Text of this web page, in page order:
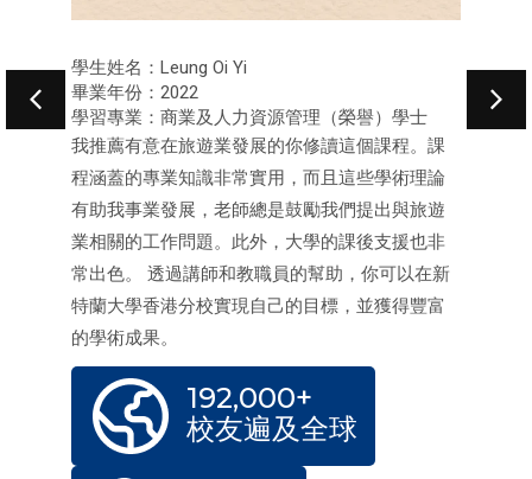
學生姓名：Leung Oi Yi
畢業年份：2022
學習專業：商業及人力資源管理（榮譽）學士
我推薦有意在旅遊業發展的你修讀這個課程。課
程涵蓋的專業知識非常實用，而且這些學術理論
有助我事業發展，老師總是鼓勵我們提出與旅遊
業相關的工作問題。此外，大學的課後支援也非
常出色。 透過講師和教職員的幫助，你可以在新
特蘭大學香港分校實現自己的目標，並獲得豐富
的學術成果。
192,000+
校友遍及全球